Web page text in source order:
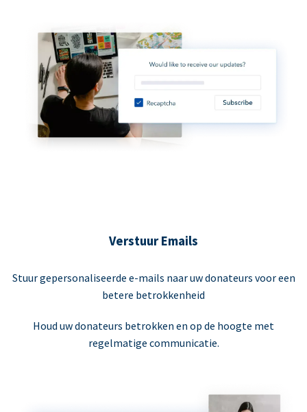
Verstuur Emails
Stuur gepersonaliseerde e-mails naar uw donateurs voor een
betere betrokkenheid
Houd uw donateurs betrokken en op de hoogte met
regelmatige communicatie.